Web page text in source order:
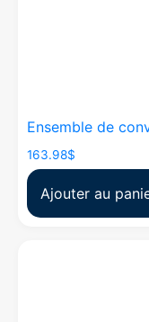
Ensemble de
163.98$
Ajouter au